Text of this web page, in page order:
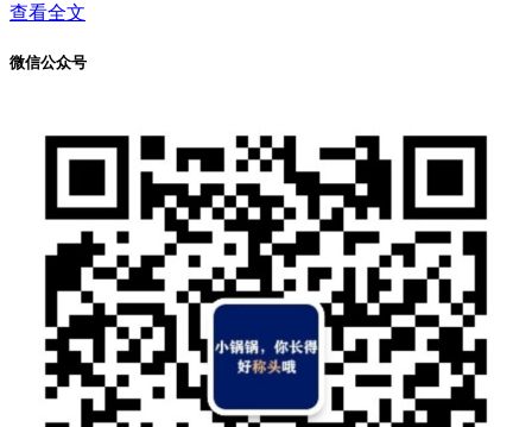
查看全文
微信公众号